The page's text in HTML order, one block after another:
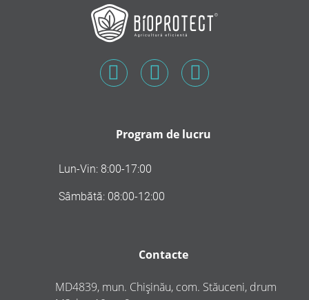
Program de lucru
Lun-Vin: 8:00-17:00
Sâmbătă: 08:00-12:00
Contacte
MD4839, mun. Chișinău, com. Stăuceni, drum